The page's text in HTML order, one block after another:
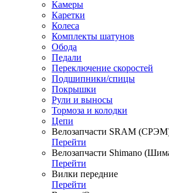
Камеры
Каретки
Колеса
Комплекты шатунов
Обода
Педали
Переключение скоростей
Подшипники/спицы
Покрышки
Рули и выносы
Тормоза и колодки
Цепи
Велозапчасти SRAM
Перейти
Велозапчасти Shimano
Перейти
Вилки передние
Перейти